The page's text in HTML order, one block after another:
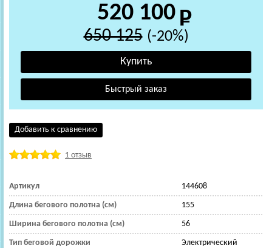
520 100
650 125 (-20%)
Добавить к сравнению
1 отзыв
Артикул 144608
Длина бегового полотна (см) 155
Ширина бегового полотна (см) 56
Тип беговой дорожки Электрический